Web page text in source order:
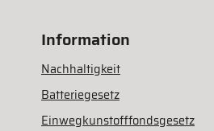
Information
Nachhaltigkeit
Batteriegesetz
Einwegkunstofffondsgesetz